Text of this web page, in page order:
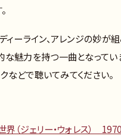
ィーライン、アレンジの妙が組
魅力を持つ一曲となってい
などで聴いてみてください。
（ジェリー・ウォレス）